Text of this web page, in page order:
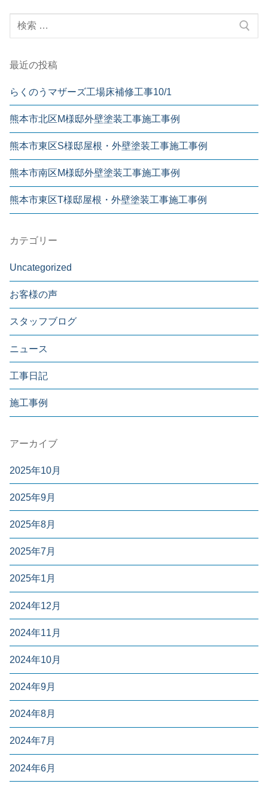
最近の投稿
らくのうマザーズ工場床補修工事10/1
熊本市北区M様邸外壁塗装工事施工事例
熊本市東区S様邸屋根・外壁塗装工事施工事例
熊本市南区M様邸外壁塗装工事施工事例
熊本市東区T様邸屋根・外壁塗装工事施工事例
カテゴリー
Uncategorized
お客様の声
スタッフブログ
ニュース
工事日記
施工事例
アーカイブ
2025年10月
2025年9月
2025年8月
2025年7月
2025年1月
2024年12月
2024年11月
2024年10月
2024年9月
2024年8月
2024年7月
2024年6月